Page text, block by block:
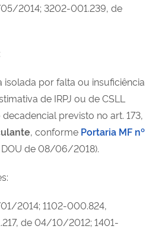
2014; 3202-001.239, de
por falta ou insuficiência
de IRPJ ou de CSLL
previsto no art. 173,
, conforme Portaria MF nº
de 08/06/2018).
2014; 1102-000.824,
de 04/10/2012; 1401-